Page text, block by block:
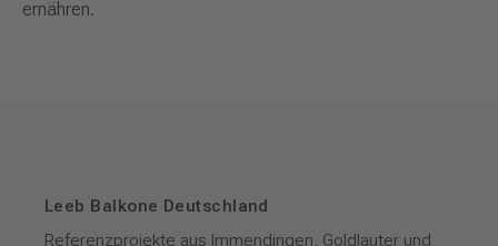
ernähren.
Leeb Balkone Deutschland
Referenzprojekte aus Immendingen, Goldlauter und